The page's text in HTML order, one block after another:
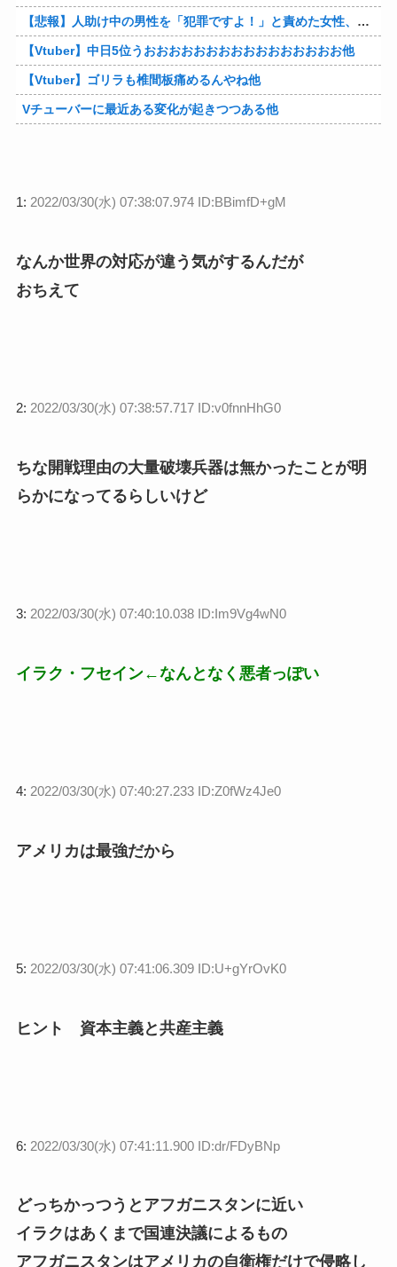
【悲報】人助け中の男性を「犯罪ですよ！」と責めた女性、警察が来た瞬間逃げる他
【Vtuber】中日5位うおおおおおおおおおおおおおおおお他
【Vtuber】ゴリラも椎間板痛めるんやね他
Vチューバーに最近ある変化が起きつつある他
1: 2022/03/30(水) 07:38:07.974 ID:BBimfD+gM
なんか世界の対応が違う気がするんだが
おちえて
2: 2022/03/30(水) 07:38:57.717 ID:v0fnnHhG0
ちな開戦理由の大量破壊兵器は無かったことが明
らかになってるらしいけど
3: 2022/03/30(水) 07:40:10.038 ID:Im9Vg4wN0
イラク・フセイン←なんとなく悪者っぽい
4: 2022/03/30(水) 07:40:27.233 ID:Z0fWz4Je0
アメリカは最強だから
5: 2022/03/30(水) 07:41:06.309 ID:U+gYrOvK0
ヒント 資本主義と共産主義
6: 2022/03/30(水) 07:41:11.900 ID:dr/FDyBNp
どっちかっつうとアフガニスタンに近い
イラクはあくまで国連決議によるもの
アフガニスタンはアメリカの自衛権だけで侵略し